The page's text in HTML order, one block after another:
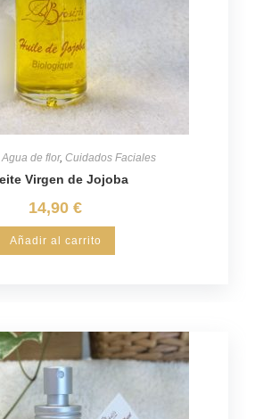
de flor, Cuidados Faciales
Virgen de Jojoba
14,90 €
Añadir al carrito